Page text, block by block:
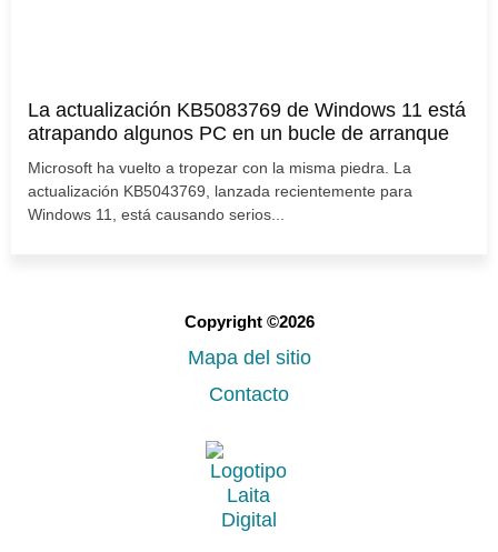
La actualización KB5083769 de Windows 11 está
atrapando algunos PC en un bucle de arranque
Microsoft ha vuelto a tropezar con la misma piedra. La
actualización KB5043769, lanzada recientemente para
Windows 11, está causando serios...
Copyright ©2026
Mapa del sitio
Contacto